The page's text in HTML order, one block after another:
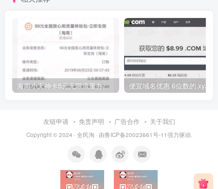
海南小天神卡5元无限流量办理的方法，5元流量不限量自行车来了
友链申请 免责声明 广告合作 关于我们
Copyright © 2024 · 全民淘 · 由鲁ICP备20023661号-11强力驱动.